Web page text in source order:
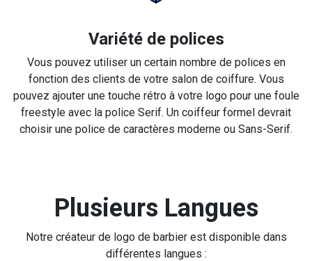
Variété de polices
Vous pouvez utiliser un certain nombre de polices en
fonction des clients de votre salon de coiffure. Vous
pouvez ajouter une touche rétro à votre logo pour une foule
freestyle avec la police Serif. Un coiffeur formel devrait
choisir une police de caractères moderne ou Sans-Serif.
Plusieurs Langues
Notre créateur de logo de barbier est disponible dans
différentes langues :